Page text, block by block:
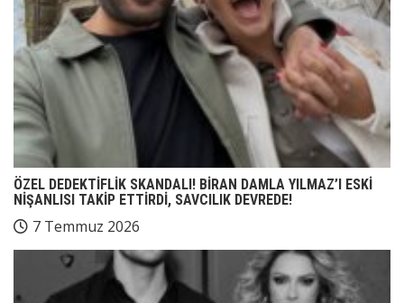
ÖZEL DEDEKTİFLİK SKANDALI! BİRAN DAMLA YILMAZ’I ESKİ
NİŞANLISI TAKİP ETTİRDİ, SAVCILIK DEVREDE!
7 Temmuz 2026